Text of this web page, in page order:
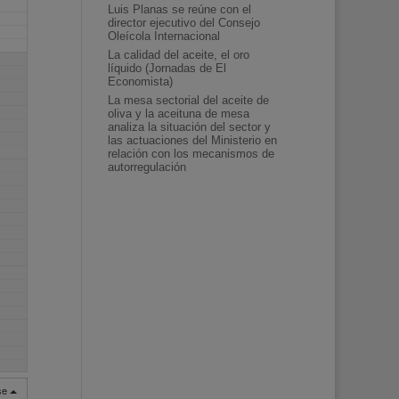
Luis Planas se reúne con el
director ejecutivo del Consejo
Oleícola Internacional
La calidad del aceite, el oro
líquido (Jornadas de El
Economista)
La mesa sectorial del aceite de
oliva y la aceituna de mesa
analiza la situación del sector y
las actuaciones del Ministerio en
relación con los mecanismos de
autorregulación